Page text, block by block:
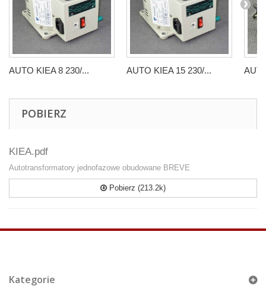
AUTO KIEA 8 230/... AUTO KIEA 15 230/...
POBIERZ
KIEA.pdf
Autotransformatory jednofazowe obudowane BREVE
Pobierz (213.2k)
Kategorie